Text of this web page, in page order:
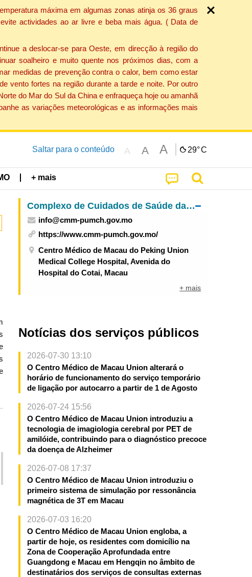
máxima em algumas zonas atinja os 36 graus
actividades ao ar livre e beba mais água. ( Data de
a deslocar-se para Oeste, em direcção à região do
soalheiro e muito quente nos próximos dias, com a
medidas de prevenção contra o calor, bem como estar
vento fortes na região durante a tarde e noite. Por outro
do Mar do Sul da China e enfraqueça hoje ou amanhã
as variações meteorológicas e as informações mais
Saltar para o conteúdo A A A 29°C
+ mais
Complexo de Cuidados de Saúde das Ilhas – Centro Médico de Macau do Peking Union Medical College Hospital
info@cmm-pumch.gov.mo
https://www.cmm-pumch.gov.mo/
Centro Médico de Macau do Peking Union
Medical College Hospital, Avenida do
Hospital do Cotai, Macau
+ mais
Notícias dos serviços públicos
2026-07-30 13:10
O Centro Médico de Macau Union alterará o
horário de funcionamento do serviço temporário
de ligação por autocarro a partir de 1 de Agosto
2026-07-24 15:56
O Centro Médico de Macau Union introduziu a
tecnologia de imagiologia cerebral por PET de
amilóide, contribuindo para o diagnóstico precoce
da doença de Alzheimer
2026-07-08 17:37
O Centro Médico de Macau Union introduziu o
primeiro sistema de simulação por ressonância
magnética de 3T em Macau
2026-07-03 16:20
O Centro Médico de Macau Union engloba, a
partir de hoje, os residentes com domicílio na
Zona de Cooperação Aprofundada entre
Guangdong e Macau em Hengqin no âmbito de
destinatários dos serviços de consultas externas